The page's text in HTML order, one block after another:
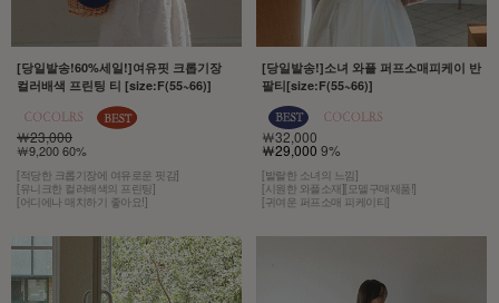
[당일발송!60%세일!]여유핏 크롭기장
컬러배색 프린팅 티 [size:F(55~66)]
￦23,000
￦9,200 60%
[적당한 크롭기장에 여유로운 핏감]
[유니크한 컬러배색의 프린팅]
[어디에나 매치하기 좋아요!]
[당일발송!]소녀 와플 퍼프소매피케이 반
팔티[size:F(55~66)]
￦32,000
￦29,000 9%
[발랄한 소녀의 느낌]
[시원한 와플소재][모델구매제품!]
[귀여운 퍼프소매 피케이티]